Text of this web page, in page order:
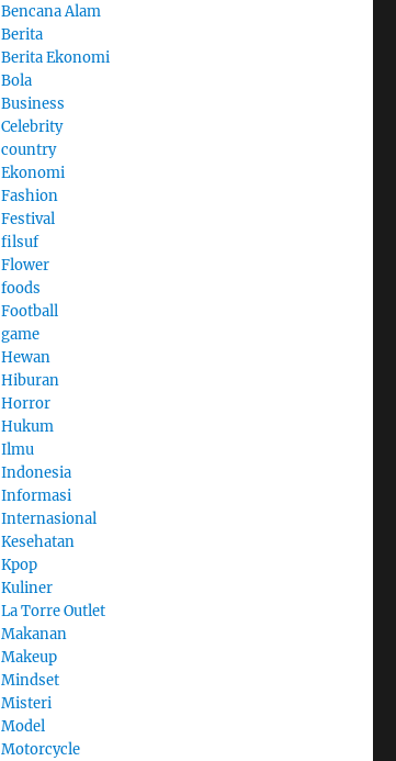
Bencana Alam
Berita
Berita Ekonomi
Bola
Business
Celebrity
country
Ekonomi
Fashion
Festival
filsuf
Flower
foods
Football
game
Hewan
Hiburan
Horror
Hukum
Ilmu
Indonesia
Informasi
Internasional
Kesehatan
Kpop
Kuliner
La Torre Outlet
Makanan
Makeup
Mindset
Misteri
Model
Motorcycle